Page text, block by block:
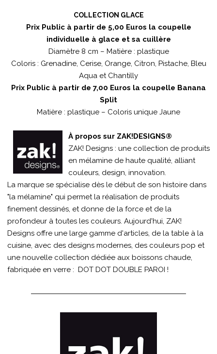
COLLECTION GLACE
Prix Public à partir de 5,00 Euros la coupelle
individuelle à glace et sa cuillère
Diamètre 8 cm – Matière : plastique
Coloris : Grenadine, Cerise, Orange, Citron, Pistache, Bleu
Aqua et Chantilly
Prix Public à partir de 7,00 Euros la coupelle Banana
Split
Matière : plastique – Coloris unique Jaune
À propos sur ZAK!DESIGNS®
ZAK! Designs : une collection de produits
en mélamine de haute qualité, alliant
couleurs, design, innovation.
La marque se spécialise dès le début de son histoire dans
"la mélamine" qui permet la réalisation de produits
finement dessinés, et donne de la force et de la
profondeur à toutes les couleurs. Aujourd'hui, ZAK!
Designs offre une large gamme d'articles, de la table à la
cuisine, avec des designs modernes, des couleurs pop et
une nouvelle collection dédiée aux boissons chaude,
fabriquée en verre : DOT DOT DOUBLE PAROI !